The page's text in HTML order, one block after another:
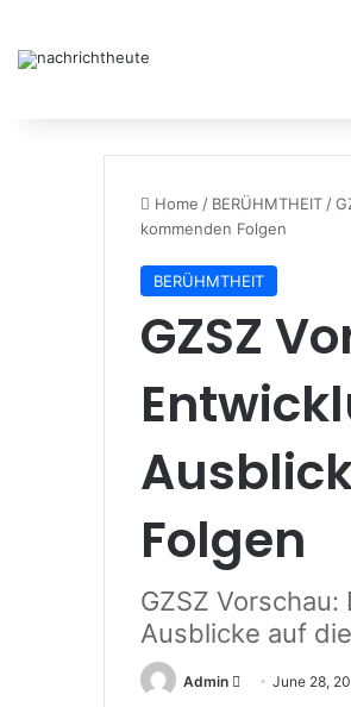
Home / BERÜHMTHEIT /
kommenden Folgen
BERÜHMTHEIT
GZSZ
Folgen
GZSZ
Ausblicke auf
Admin
SendJune 28,